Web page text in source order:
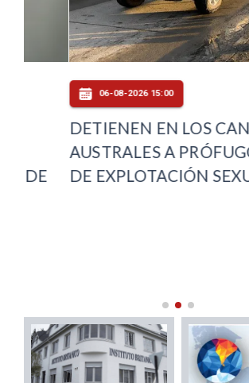
06-08-2026 15:00
DETIENEN EN LOS CANALES
AUSTRALES A PRÓFUGO
DE EXPLOTACIÓN SEXUAL